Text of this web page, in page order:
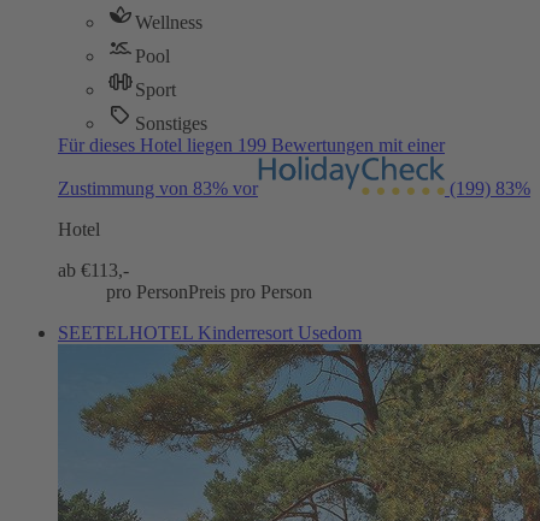
Wellness
Pool
Sport
Sonstiges
Für dieses Hotel liegen 199 Bewertungen mit einer
Zustimmung von 83% vor (199) 83%
Hotel
ab €113,-
pro PersonPreis pro Person
SEETELHOTEL Kinderresort Usedom